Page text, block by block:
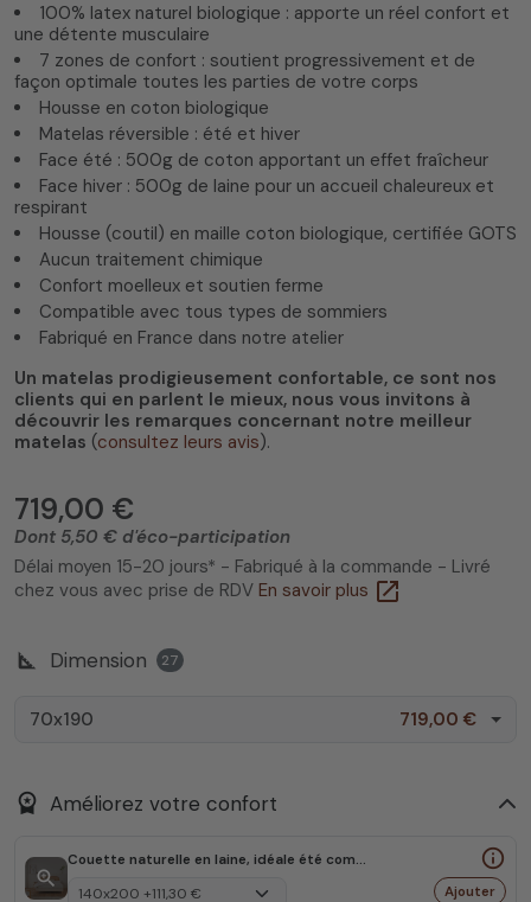
100% latex naturel biologique : apporte un réel confort et
une détente musculaire
7 zones de confort : soutient progressivement et de
façon optimale toutes les parties de votre corps
Housse en coton biologique
Matelas réversible : été et hiver
Face été : 500g de coton apportant un effet fraîcheur
Face hiver : 500g de laine pour un accueil chaleureux et
respirant
Housse (coutil) en maille coton biologique, certifiée GOTS
Aucun traitement chimique
Confort moelleux et soutien ferme
Compatible avec tous types de sommiers
Fabriqué en France dans notre atelier
Un matelas prodigieusement confortable, ce sont nos
clients qui en parlent le mieux, nous vous invitons à
découvrir les remarques concernant notre meilleur
matelas (consultez leurs avis).
719,00 €
Dont 5,50 € d'éco-participation
Délai moyen 15-20 jours* - Fabriqué à la commande - Livré
chez vous avec prise de RDV En savoir plus open_in_new
square_foot Dimension 27
70x190 719,00 €
workspace_premium Améliorez votre confort
zoom_in
Couette naturelle en laine, idéale été comme hiver info_outline
Ajouter